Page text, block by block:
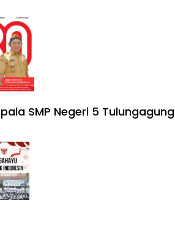
SMP Negeri 5 Tulungagung